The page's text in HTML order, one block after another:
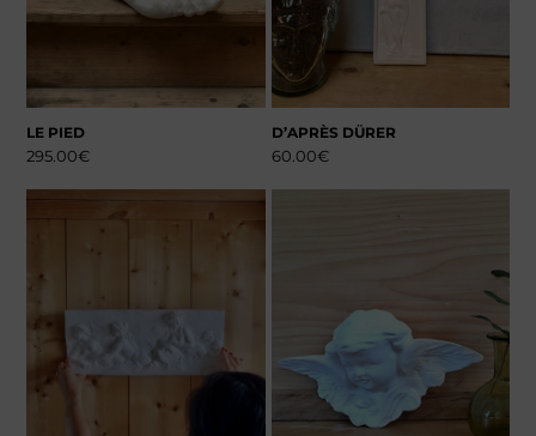
LE PIED
295.00€
D’APRÈS DÜRER
60.00€